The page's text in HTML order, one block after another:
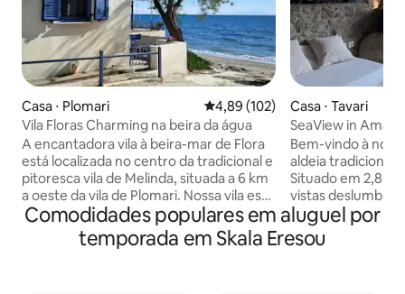
Casa ⋅ Plomari 4,89 de uma avaliação média de
4,89 (102)
Vila Floras Charming na beira da água
A encantadora vila à beira-mar de Flora
está localizada no centro da tradicional e
pitoresca vila de Melinda, situada a 6 km
a oeste da vila de Plomari. Nossa vila está
situada literalmente na praia, que é
conhecida por suas águas azuis
cristalinas. A casa moderna recém-
Casa ⋅ Tavari
SeaView in
Bem-vindo à
aldeia tradicional
Situado em 2,8
vistas
pomares e
apenas 3 minutos
imaculadas e
Comodidades populares em aluguel por
temporada em Skala Eresou